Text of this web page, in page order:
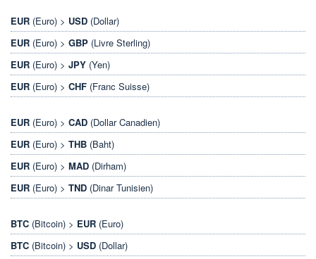
EUR (Euro) > USD (Dollar)
EUR (Euro) > GBP (Livre Sterling)
EUR (Euro) > JPY (Yen)
EUR (Euro) > CHF (Franc Suisse)
EUR (Euro) > CAD (Dollar Canadien)
EUR (Euro) > THB (Baht)
EUR (Euro) > MAD (Dirham)
EUR (Euro) > TND (Dinar Tunisien)
BTC (Bitcoin) > EUR (Euro)
BTC (Bitcoin) > USD (Dollar)